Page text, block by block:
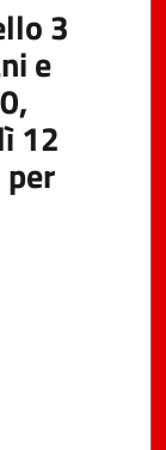
3
e
12